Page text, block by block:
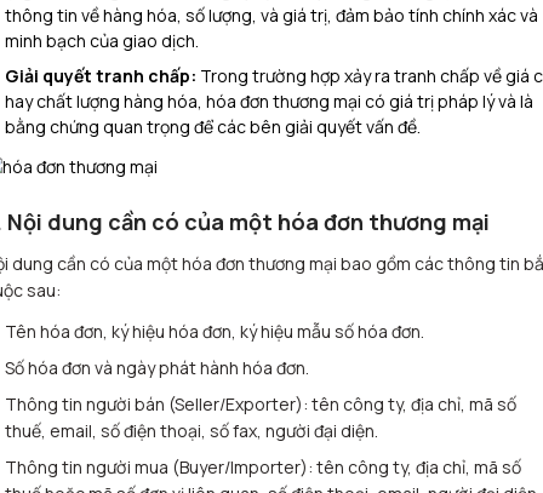
thông tin về hàng hóa, số lượng, và giá trị, đảm bảo tính chính xác và
minh bạch của giao dịch.
Giải quyết tranh chấp: Trong trường hợp xảy ra tranh chấp về giá
hay chất lượng hàng hóa, hóa đơn thương mại có giá trị pháp lý và là
bằng chứng quan trọng để các bên giải quyết vấn đề.
Nội dung cần có của một hóa đơn thương mại
dung cần có của một hóa đơn thương mại bao gồm các thông tin
sau:
Tên hóa đơn, ký hiệu hóa đơn, ký hiệu mẫu số hóa đơn.
Số hóa đơn và ngày phát hành hóa đơn.
Thông tin người bán (Seller/Exporter): tên công ty, địa chỉ, mã số
thuế, email, số điện thoại, số fax, người đại diện.
Thông tin người mua (Buyer/Importer): tên công ty, địa chỉ, mã số